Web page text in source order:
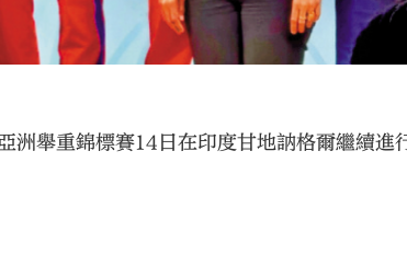
洲舉重錦標賽14日在印度甘地訥格爾繼續進